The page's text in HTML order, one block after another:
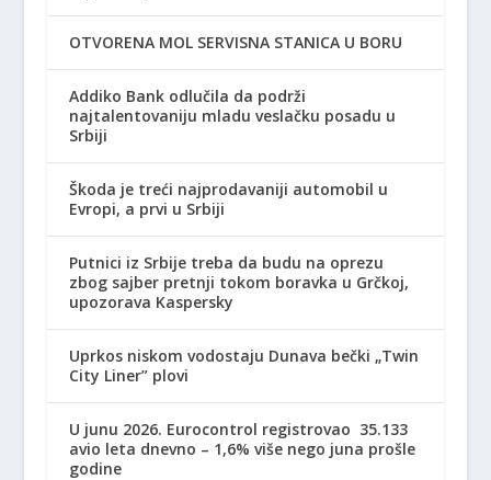
OTVORENA MOL SERVISNA STANICA U BORU
Addiko Bank odlučila da podrži
najtalentovaniju mladu veslačku posadu u
Srbiji
Škoda je treći najprodavaniji automobil u
Evropi, a prvi u Srbiji
Putnici iz Srbije treba da budu na oprezu
zbog sajber pretnji tokom boravka u Grčkoj,
upozorava Kaspersky
Uprkos niskom vodostaju Dunava bečki „Twin
City Liner” plovi
U junu 2026. Eurocontrol registrovao 35.133
avio leta dnevno – 1,6% više nego juna prošle
godine